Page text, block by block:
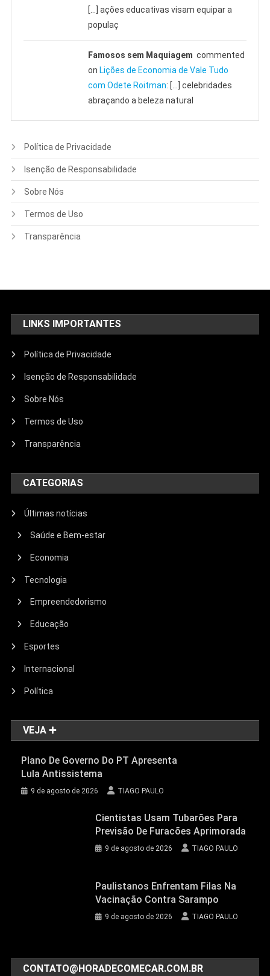
[…] ações educativas visam equipar a
populaç
Famosos sem Maquiagem commented
on Lições de Economia de Vale Tudo
com Odete Roitman: […] celebridades
abraçando a beleza natural
Política de Privacidade
Isenção de Responsabilidade
Sobre Nós
Termos de Uso
Transparência
LINKS IMPORTANTES
Política de Privacidade
Isenção de Responsabilidade
Sobre Nós
Termos de Uso
Transparência
CATEGORIAS
Últimas notícias
Saúde e Bem-estar
Economia
Tecnologia
Empreendedorismo
Educação
Esportes
Internacional
Política
VEJA ➕
Plano De Governo Do PT Apresenta
Lula Antissistema
9 de agosto de 2026 TIAGO PAULO
Cientistas Usam Tubarões Para
Previsão De Furacões Aprimorada
9 de agosto de 2026 TIAGO PAULO
Paulistanos Enfrentam Filas Na
Vacinação Contra Sarampo
9 de agosto de 2026 TIAGO PAULO
CONTATO@HORADECOMECAR.COM.BR